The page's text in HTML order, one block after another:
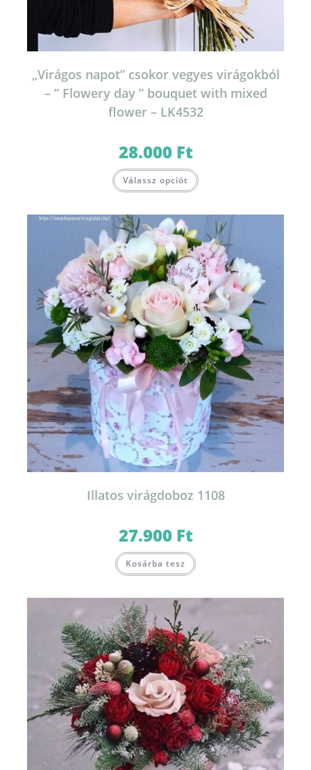
„Virágos napot” csokor vegyes virágokból
– ” Flowery day ” bouquet with mixed
flower – LK4532
28.000 Ft
Válassz opciót
Illatos virágdoboz 1108
27.900 Ft
Kosárba tesz